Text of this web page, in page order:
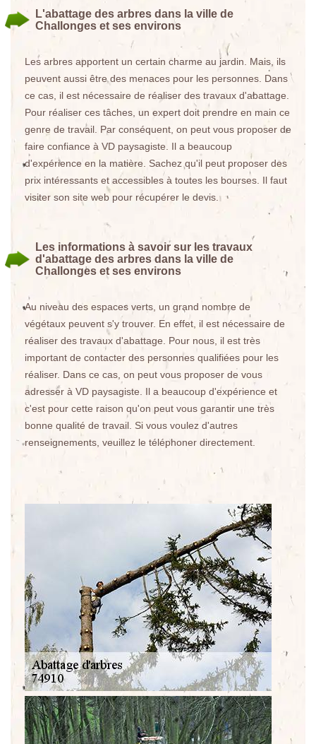
L'abattage des arbres dans la ville de
Challonges et ses environs
Les arbres apportent un certain charme au jardin. Mais, ils
peuvent aussi être des menaces pour les personnes. Dans
ce cas, il est nécessaire de réaliser des travaux d'abattage.
Pour réaliser ces tâches, un expert doit prendre en main ce
genre de travail. Par conséquent, on peut vous proposer de
faire confiance à VD paysagiste. Il a beaucoup
d'expérience en la matière. Sachez qu'il peut proposer des
prix intéressants et accessibles à toutes les bourses. Il faut
visiter son site web pour récupérer le devis.
Les informations à savoir sur les travaux
d'abattage des arbres dans la ville de
Challonges et ses environs
Au niveau des espaces verts, un grand nombre de
végétaux peuvent s'y trouver. En effet, il est nécessaire de
réaliser des travaux d'abattage. Pour nous, il est très
important de contacter des personnes qualifiées pour les
réaliser. Dans ce cas, on peut vous proposer de vous
adresser à VD paysagiste. Il a beaucoup d'expérience et
c'est pour cette raison qu'on peut vous garantir une très
bonne qualité de travail. Si vous voulez d'autres
renseignements, veuillez le téléphoner directement.